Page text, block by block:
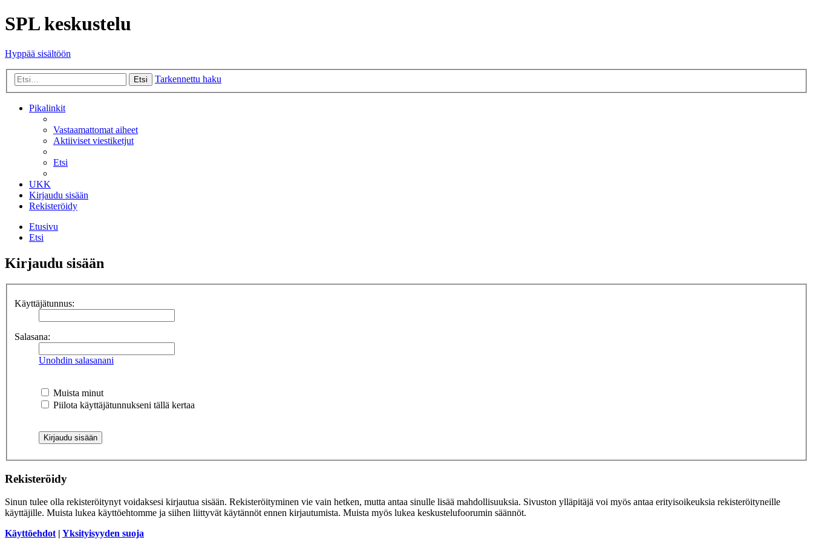
SPL keskustelu
Hyppää sisältöön
Etsi Tarkennettu haku
Pikalinkit
Vastaamattomat aiheet
Aktiiviset viestiketjut
Etsi
UKK
Kirjaudu sisään
Rekisteröidy
Etusivu
Etsi
Kirjaudu sisään
Käyttäjätunnus:
Salasana:
Unohdin salasanani
Muista minut
Piilota käyttäjätunnukseni tällä kertaa
Rekisteröidy
Sinun tulee olla rekisteröitynyt voidaksesi kirjautua sisään. Rekisteröityminen vie vain hetken, mutta antaa sinulle lisää mahdollisuuksia. Sivuston ylläpitäjä voi myös antaa erityisoikeuksia rekisteröityneille
käyttäjille. Muista lukea käyttöehtomme ja siihen liittyvät käytännöt ennen kirjautumista. Muista myös lukea keskustelufoorumin säännöt.
Käyttöehdot | Yksityisyyden suoja